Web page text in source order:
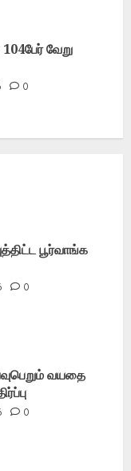
வேறு
0
பூர்வாங்க
0
வயதை
0